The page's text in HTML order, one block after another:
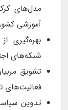
آموزشی
بهره‌گیری
شبکه‌های
تشویق
فعالیت‌های
تدوین